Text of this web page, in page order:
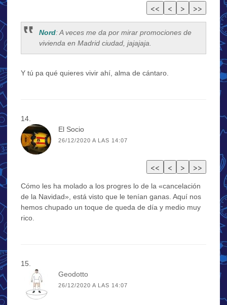
Nord: A veces me da por mirar promociones de
vivienda en Madrid ciudad, jajajaja.
Y tú pa qué quieres vivir ahí, alma de cántaro.
El Socio
26/12/2020 A LAS 14:07
Cómo les ha molado a los progres lo de la «cancelación
de la Navidad», está visto que le tenían ganas. Aquí nos
hemos chupado un toque de queda de día y medio muy
rico.
Geodotto
26/12/2020 A LAS 14:07